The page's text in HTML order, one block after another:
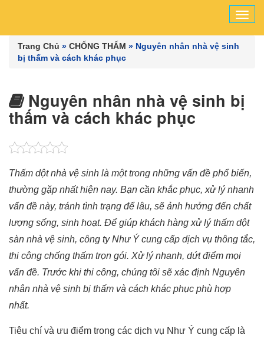
Trang Chủ » CHỐNG THẤM » Nguyên nhân nhà vệ sinh
bị thấm và cách khác phục
Nguyên nhân nhà vệ sinh bị
thấm và cách khác phục
Thấm dột nhà vệ sinh là một trong những vấn đề phổ biến,
thường gặp nhất hiện nay. Bạn cần khắc phục, xử lý nhanh
vấn đề này, tránh tình trạng để lâu, sẽ ảnh hưởng đến chất
lượng sống, sinh hoạt. Để giúp khách hàng xử lý thấm dột
sàn nhà vệ sinh, công ty Như Ý cung cấp dịch vụ thông tắc,
thi công chống thấm trọn gói. Xử lý nhanh, dứt điểm mọi
vấn đề. Trước khi thi công, chúng tôi sẽ xác định Nguyên
nhân nhà vệ sinh bị thấm và cách khác phục phù hợp
nhất.
Tiêu chí và ưu điểm trong các dịch vụ Như Ý cung cấp là